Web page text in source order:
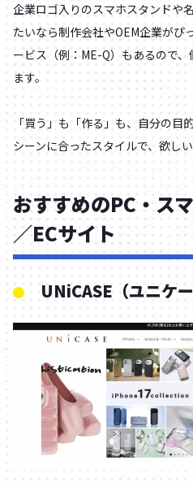
企業ロゴ入りのスマホスタンドや
たいなら制作会社やOEM企業がぴ
ービス（例：ME-Q）もあるので
ます。
「買う」も「作る」も、自分の目
シーンに合ったスタイルで、欲し
おすすめのPC・ス
／ECサイト
UNiCASE（ユニケー